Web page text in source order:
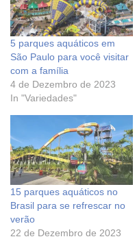
5 parques aquáticos em
São Paulo para você visitar
com a família
4 de Dezembro de 2023
In "Variedades"
15 parques aquáticos no
Brasil para se refrescar no
verão
22 de Dezembro de 2023